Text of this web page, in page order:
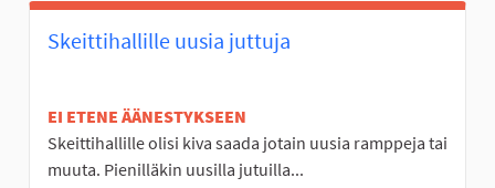
Skeittihallille uusia juttuja
EI ETENE ÄÄNESTYKSEEN
Skeittihallille olisi kiva saada jotain uusia ramppeja tai
muuta. Pienilläkin uusilla jutuilla...